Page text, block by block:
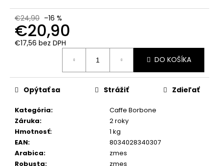
€24,90 –16 %
€20,90
€17,56 bez DPH
DO KOŠÍKA
Kategória:
Caffe Borbone
Záruka:
2 roky
Hmotnosť:
1 kg
EAN:
8034028340307
Arabica:
zmes
Robusta: zmes
Opýtať sa Strážiť Zdieľať
DÓZA
MLETÁ
KÁVA
250
G